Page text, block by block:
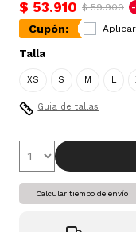
$ 53.910 $ 59.900
Cupón: Aplicar
Talla
XS S M L
Guia de tallas
Calcular tiempo de envío